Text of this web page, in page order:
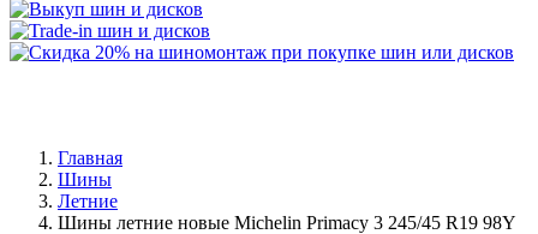
Главная
Шины
Летние
Шины летние новые Michelin Primacy 3 245/45 R19 98Y